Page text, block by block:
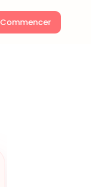
Commencer